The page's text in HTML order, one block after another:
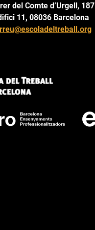
del Comte d’Urgell, 187
11, 08036 Barcelona